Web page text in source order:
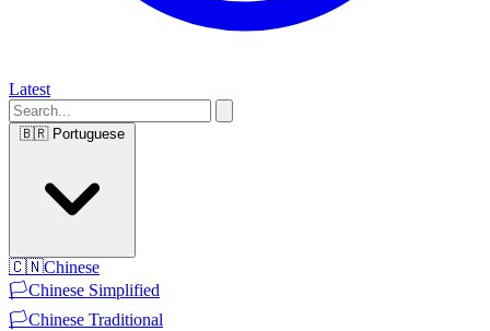
Latest
🇧🇷 Portuguese
🇨🇳Chinese
🏳️Chinese Simplified
🏳️Chinese Traditional